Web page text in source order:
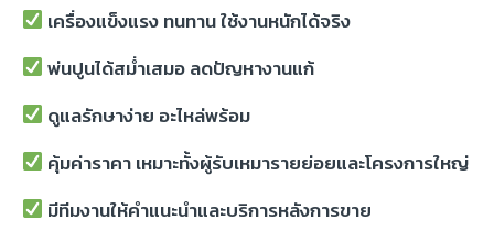
เครื่องแข็งแรง ทนทาน ใช้งานหนักได้จริง
พ่นปูนได้สม่ำเสมอ ลดปัญหางานแก้
ดูแลรักษาง่าย อะไหล่พร้อม
คุ้มค่าราคา เหมาะทั้งผู้รับเหมารายย่อยและโครงการใหญ่
มีทีมงานให้คำแนะนำและบริการหลังการขาย